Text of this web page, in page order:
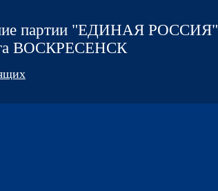
партии "ЕДИНАЯ РОССИЯ"
ВОСКРЕСЕНСК